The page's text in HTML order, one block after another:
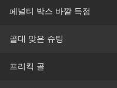
페널티 박스 바깥 득점
골대 맞은 슈팅
프리킥 골